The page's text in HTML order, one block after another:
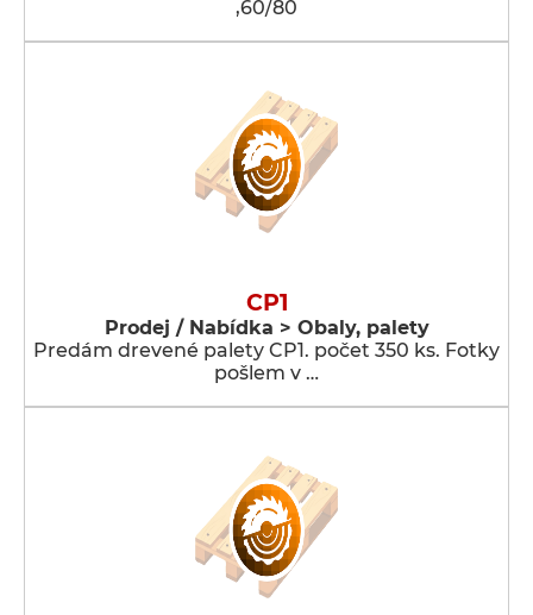
,60/80
CP1
Prodej / Nabídka > Obaly, palety
Predám drevené palety CP1. počet 350 ks. Fotky
pošlem v …